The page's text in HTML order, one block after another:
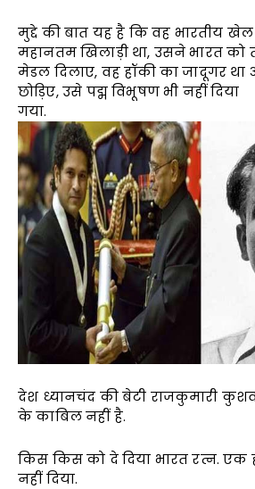
मुद्दे की बात यह है कि वह भारतीय
महानतम खिलाड़ी था, उसने भारत
मेडल दिलाए, वह हॉकी का जादूगर था
छोड़िए, उसे पद्म विभूषण भी नहीं दिया
गया.
देश ध्यानचंद की बेटी राजकुमारी
के काबिल नहीं है.
किस किस को दे दिया भारत रत्न. एक
नहीं दिया.